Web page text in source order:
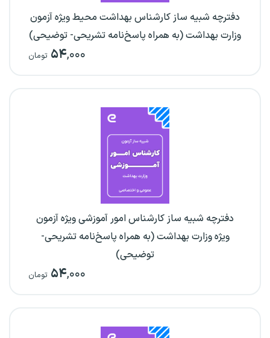
دفترچه شبیه ساز کارشناس بهداشت محیط ویژه آزمون
وزارت بهداشت (به همراه پاسخ‌نامه تشریحی- توضیحی)
۵۴,۰۰۰ تومان
دفترچه شبیه ساز کارشناس امور آموزشی ویژه آزمون
ویژه وزارت بهداشت (به همراه پاسخ‌نامه تشریحی-
توضیحی)
۵۴,۰۰۰ تومان